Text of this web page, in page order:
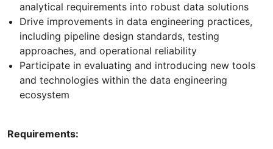
analytical requirements into robust data solutions
Drive improvements in data engineering practices,
including pipeline design standards, testing
approaches, and operational reliability
Participate in evaluating and introducing new tools
and technologies within the data engineering
ecosystem
Requirements: